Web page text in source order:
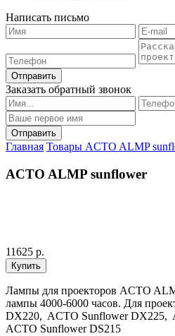
Написать письмо
Отправить
Заказать обратный звонок
Главная Товары ACTO ALMP
ACTO ALMP sunflower
11625 р.
Лампы для проекторов ACTO
лампы 4000-6000 часов. Для
DX220, ACTO Sunflower DX225,
ACTO Sunflower DS215